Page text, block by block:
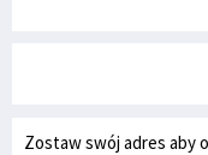
Zostaw swój adres aby